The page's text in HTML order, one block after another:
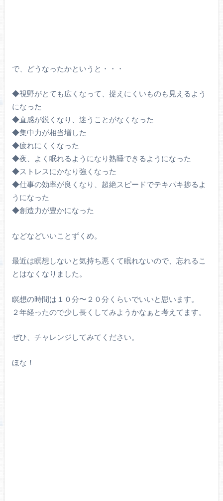
で、どうなったかというと・・・
◆視野がとても広くなって、捉えにくいものも見えるよう
になった
◆直感が鋭くなり、迷うことがなくなった
◆集中力が相当増した
◆疲れにくくなった
◆夜、よく眠れるようになり熟睡できるようになった
◆ストレスにかなり強くなった
◆仕事の効率が良くなり、超絶スピードでテキパキ捗るよ
うになった
◆創造力が豊かになった
などなどいいことずくめ。
最近は瞑想しないと気持ち悪くて眠れないので、忘れるこ
とはなくなりました。
瞑想の時間は１０分〜２０分くらいでいいと思います。
２年経ったので少し長くしてみようかなぁと考えてます。
ぜひ、チャレンジしてみてください。
ほな！